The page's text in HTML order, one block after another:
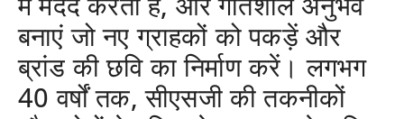
बनाएं जो नए ग्राहकों को पकड़ें और
ब्रांड की छवि का निर्माण करें। लगभग
40 वर्षों तक, सीएसजी की तकनीकों